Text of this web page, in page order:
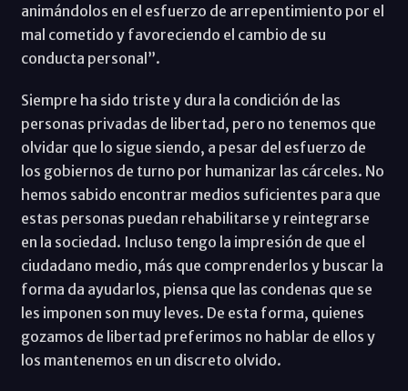
animándolos en el esfuerzo de arrepentimiento por el
mal cometido y favoreciendo el cambio de su
conducta personal”.
Siempre ha sido triste y dura la condición de las
personas privadas de libertad, pero no tenemos que
olvidar que lo sigue siendo, a pesar del esfuerzo de
los gobiernos de turno por humanizar las cárceles. No
hemos sabido encontrar medios suficientes para que
estas personas puedan rehabilitarse y reintegrarse
en la sociedad. Incluso tengo la impresión de que el
ciudadano medio, más que comprenderlos y buscar la
forma da ayudarlos, piensa que las condenas que se
les imponen son muy leves. De esta forma, quienes
gozamos de libertad preferimos no hablar de ellos y
los mantenemos en un discreto olvido.